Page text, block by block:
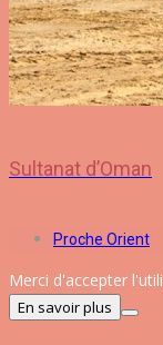
Sultanat d’Oman
Proche Orient
Merci d'accepter
En savoir plus